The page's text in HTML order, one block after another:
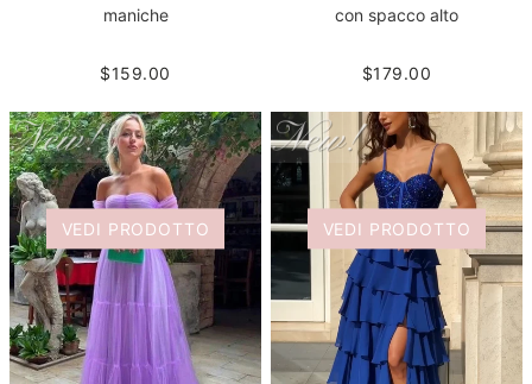
maniche
$159.00
con spacco alto
$179.00
VEDI PRODOTTO VEDI PRODOTTO